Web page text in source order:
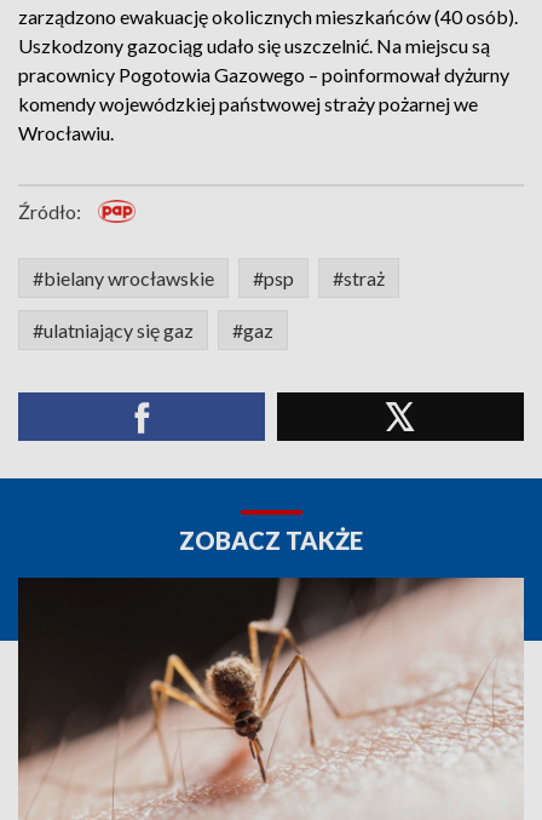
zarządzono ewakuację okolicznych mieszkańców (40 osób).
Uszkodzony gazociąg udało się uszczelnić. Na miejscu są
pracownicy Pogotowia Gazowego – poinformował dyżurny
komendy wojewódzkiej państwowej straży pożarnej we
Wrocławiu.
Źródło:
#bielany wrocławskie #psp #straż
#ulatniający się gaz #gaz
ZOBACZ TAKŻE